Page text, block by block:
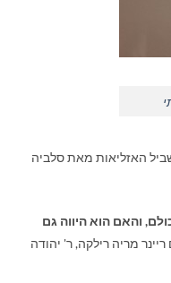
האזליאות מאת סלביה
והאם הוא היווה גם
מריה רילקה, ר' יהודה